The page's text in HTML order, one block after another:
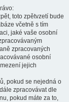
toto zpětvzetí bude
včetně s tím
jaké vaše osobní
zpracovaných
osobní
jejich
pokud se nejedná o
zpracovávat dle
pokud máte za to,